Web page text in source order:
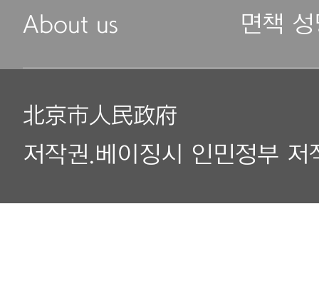
About us 면책
北京市人民政府
저작권.베이징시 인민정부